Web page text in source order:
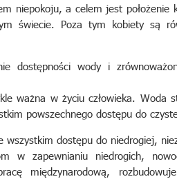
niepokoju, a celem jest
świecie. Poza tym kobiety są
dostępności wody i
ważna w życiu człowieka. Woda
powszechnego dostępu do
wszystkim dostępu do niedrogiej,
w zapewnianiu niedrogich,
międzynarodową,